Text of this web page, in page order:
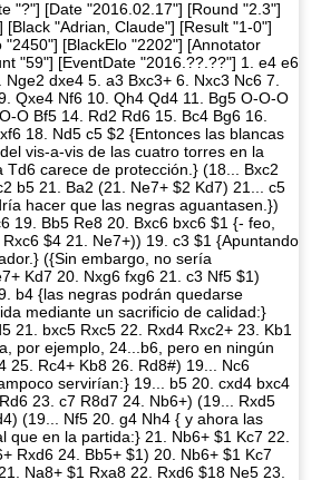
"?"] [Date "2016.02.17"] [Round "2.3"]
[Black "Adrian, Claude"] [Result "1-0"]
"2450"] [BlackElo "2202"] [Annotator
"59"] [EventDate "2016.??.??"] 1. e4 e6
dxe4 5. a3 Bxc3+ 6. Nxc3 Nc6 7.
Qxe4 Nf6 10. Qh4 Qd4 11. Bg5 O-O-O
O Bf5 14. Rd2 Rd6 15. Bc4 Bg6 16.
18. Nd5 c5 $2 {Entonces las blancas
vis-a-vis de las cuatro torres en la
Td6 carece de protección.} (18... Bxc2
b5 21. Ba2 (21. Ne7+ $2 Kd7) 21... c5
hacer que las negras aguantasen.})
19. Bb5 Re8 20. Bxc6 bxc6 $1 {- feo,
$4 21. Ne7+)) 19. c3 $1 {Apuntando
({Sin embargo, no sería
Kd7 20. Nxg6 fxg6 21. c3 Nf5 $1)
b4 {las negras podrán quedarse
mediante un sacrificio de calidad:}
21. bxc5 Rxc5 22. Rxd4 Rxc2+ 23. Kb1
por ejemplo, 24...b6, pero en ningún
25. Rc4+ Kb8 26. Rd8#) 19... Nc6
servirían:} 19... b5 20. cxd4 bxc4
23. c7 R8d7 24. Nb6+) (19... Rxd5
(19... Nf5 20. g4 Nh4 { y ahora las
que en la partida:} 21. Nb6+ $1 Kc7 22.
Rxd6 24. Bb5+ $1) 20. Nb6+ $1 Kc7
Na8+ $1 Rxa8 22. Rxd6 $18 Ne5 23.